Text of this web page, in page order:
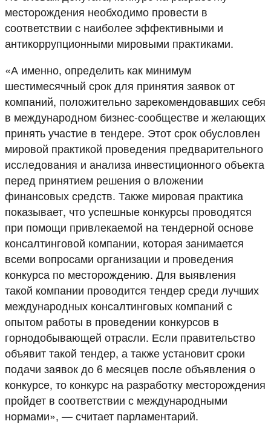
месторождения необходимо провести в
соответствии с наиболее эффективными и
антикоррупционными мировыми практиками.
«А именно, определить как минимум
шестимесячный срок для принятия заявок от
компаний, положительно зарекомендовавших себя
в международном бизнес-сообществе и желающих
принять участие в тендере. Этот срок обусловлен
мировой практикой проведения предварительного
исследования и анализа инвестиционного объекта
перед принятием решения о вложении
финансовых средств. Также мировая практика
показывает, что успешные конкурсы проводятся
при помощи привлекаемой на тендерной основе
консалтинговой компании, которая занимается
всеми вопросами организации и проведения
конкурса по месторождению. Для выявления
такой компании проводится тендер среди лучших
международных консалтинговых компаний с
опытом работы в проведении конкурсов в
горнодобывающей отрасли. Если правительство
объявит такой тендер, а также установит сроки
подачи заявок до 6 месяцев после объявления о
конкурсе, то конкурс на разработку месторождения
пройдет в соответствии с международными
нормами», — считает парламентарий.